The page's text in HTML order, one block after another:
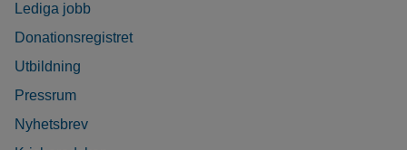
Lediga jobb
Donationsregistret
Utbildning
Pressrum
Nyhetsbrev